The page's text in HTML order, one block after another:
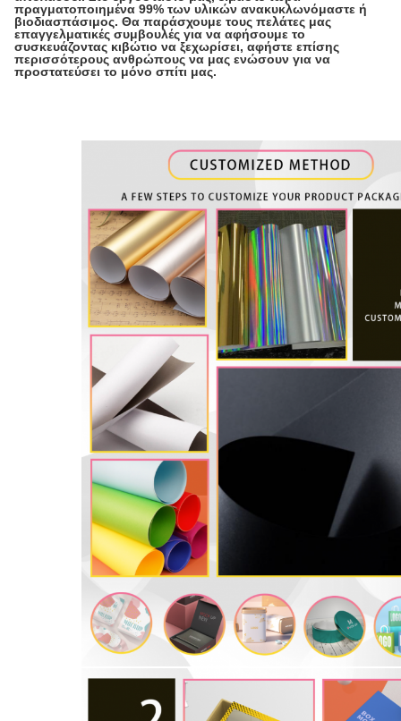
πραγματοποιημένα 99% των υλικών ανακυκλωνόμαστε ή
βιοδιασπάσιμος. Θα παράσχουμε τους πελάτες μας
επαγγελματικές συμβουλές για να αφήσουμε το
συσκευάζοντας κιβώτιο να ξεχωρίσει, αφήστε επίσης
περισσότερους ανθρώπους να μας ενώσουν για να
προστατεύσει το μόνο σπίτι μας.